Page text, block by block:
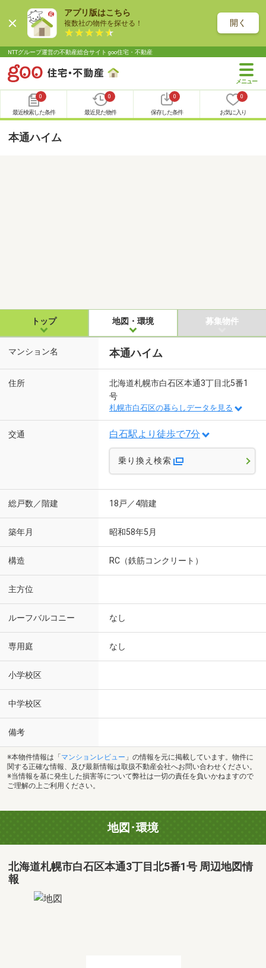
アプリ版はこちら
複数社の物件を探せる！ 開く
NTTグループ運営の不動産総合サイト goo住宅・不動産
0
最近検索した条件
0
最近見た物件
0
保存した条件
0
お気に入り
本通ハイム
トップ 地図・環境 募集物件
マンション名 本通ハイム
住所
北海道札幌市白石区本通3丁目北5番1
号
札幌市白石区の暮らしデータを見る
交通 白石駅より徒歩で7分
乗り換え検索
総戸数／階建 18戸／4階建
築年月 昭和58年5月
構造 RC（鉄筋コンクリート）
主方位
ルーフバルコニー なし
専用庭 なし
小学校区
中学校区
備考
※本物件情報は「 マンションレビュー 」の情報を元に掲載しています。物件に
関する正確な情報、及び最新情報は取扱不動産会社へお問い合わせください。
※当情報を基に発生した損害等について弊社は一切の責任を負いかねますので
ご理解の上ご利用ください。
地図･環境
北海道札幌市白石区本通3丁目北5番1号 周辺地図情
報